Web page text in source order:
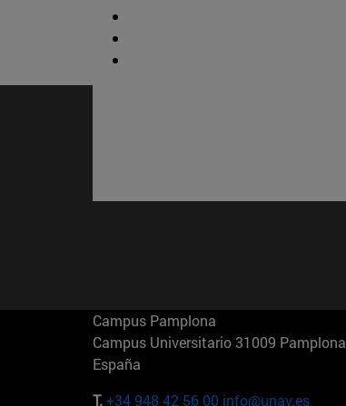
Campus Pamplona
Campus Universitario 31009 Pamplona
España
T.+34 948 42 56 00 info@unav.es